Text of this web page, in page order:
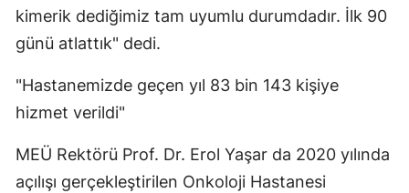
kimerik dediğimiz tam uyumlu durumdadır. İlk 90
günü atlattık" dedi.
"Hastanemizde geçen yıl 83 bin 143 kişiye
hizmet verildi"
MEÜ Rektörü Prof. Dr. Erol Yaşar da 2020 yılında
açılışı gerçekleştirilen Onkoloji Hastanesi